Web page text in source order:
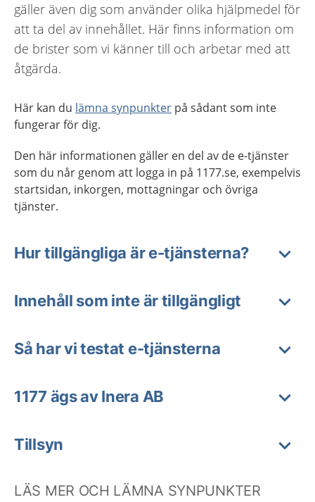
gäller även dig som använder olika hjälpmedel för
att ta del av innehållet. Här finns information om
de brister som vi känner till och arbetar med att
åtgärda.
Här kan du lämna synpunkter på sådant som inte
fungerar för dig.
Den här informationen gäller en del av de e-tjänster
som du når genom att logga in på 1177.se, exempelvis
startsidan, inkorgen, mottagningar och övriga
tjänster.
Hur tillgängliga är e-tjänsterna?
Innehåll som inte är tillgängligt
Så har vi testat e-tjänsterna
1177 ägs av Inera AB
Tillsyn
LÄS MER OCH LÄMNA SYNPUNKTER